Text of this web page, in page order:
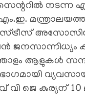
നടന്ന
വൻ
ഭാഗമായി
വി ജെ കുര്യന്